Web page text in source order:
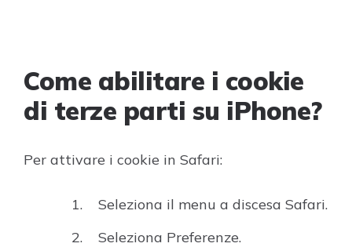
Come abilitare i cookie
di terze parti su iPhone?
Per attivare i cookie in Safari:
Seleziona il menu a discesa Safari.
Seleziona Preferenze.